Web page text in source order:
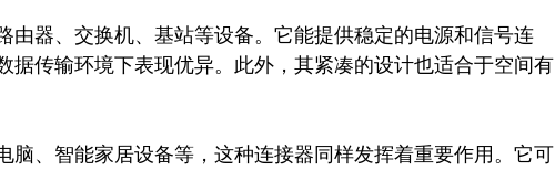
由器、交换机、基站等设备。它能提供稳定的电源和信号连
据传输环境下表现优异。此外，其紧凑的设计也适合于空间有
脑、智能家居设备等，这种连接器同样发挥着重要作用。它可